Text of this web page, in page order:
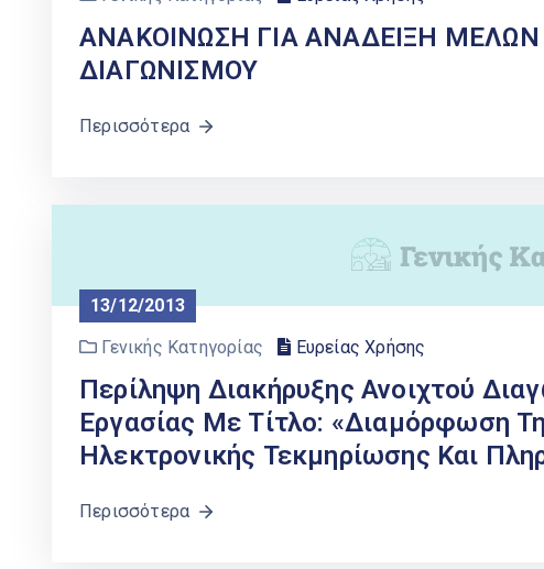
ΑΝΑΚΟΙΝΩΣΗ ΓΙΑ ΑΝΑΔΕΙΞΗ ΜΕΛΩΝ
ΔΙΑΓΩΝΙΣΜΟΥ
Περισσότερα
13/12/2013
Γενικής Κατηγορίας
Ευρείας Χρήσης
Περίληψη Διακήρυξης Ανοιχτού
Εργασίας Με Τίτλο: «Διαμόρφωση
Ηλεκτρονικής Τεκμηρίωσης Και
Περισσότερα